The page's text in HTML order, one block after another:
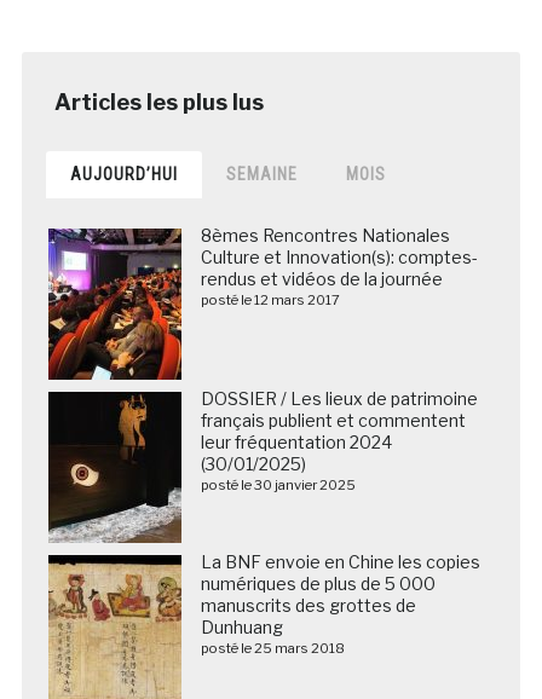
AUJOURD’HUI SEMAINE MOIS
8èmes Rencontres Nationales
Culture et Innovation(s): comptes-
rendus et vidéos de la journée
posté le 12 mars 2017
DOSSIER / Les lieux de patrimoine
français publient et commentent
leur fréquentation 2024
(30/01/2025)
posté le 30 janvier 2025
La BNF envoie en Chine les copies
numériques de plus de 5 000
manuscrits des grottes de
Dunhuang
posté le 25 mars 2018